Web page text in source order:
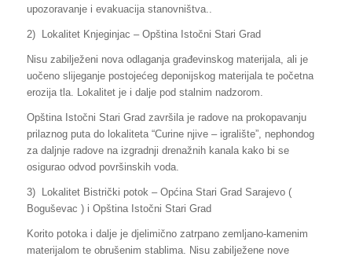
upozoravanje i evakuacija stanovništva..
2) Lokalitet Knjeginjac – Opština Istočni Stari Grad
Nisu zabilježeni nova odlaganja građevinskog materijala, ali je
uočeno slijeganje postojećeg deponijskog materijala te početna
erozija tla. Lokalitet je i dalje pod stalnim nadzorom.
Opština Istočni Stari Grad završila je radove na prokopavanju
prilaznog puta do lokaliteta “Curine njive – igralište”, nephondog
za daljnje radove na izgradnji drenažnih kanala kako bi se
osigurao odvod površinskih voda.
3) Lokalitet Bistrički potok – Općina Stari Grad Sarajevo (
Boguševac ) i Opština Istočni Stari Grad
Korito potoka i dalje je djelimično zatrpano zemljano-kamenim
materijalom te obrušenim stablima. Nisu zabilježene nove